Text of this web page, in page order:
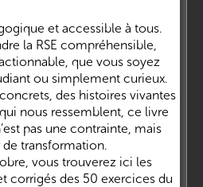
et accessible à tous.
la RSE compréhensible,
que vous soyez
ou simplement curieux.
des histoires vivantes
nous ressemblent, ce livre
pas une contrainte, mais
transformation.
vous trouverez ici les
corrigés des 50 exercices du